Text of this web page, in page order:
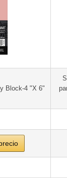
Block-4 "X 6"